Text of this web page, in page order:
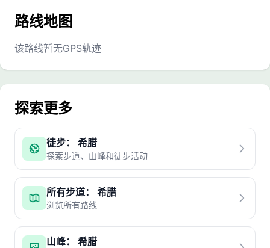
路线地图
该路线暂无GPS轨迹
探索更多
徒步： 希腊
探索步道、山峰和徒步活动
所有步道： 希腊
浏览所有路线
山峰： 希腊